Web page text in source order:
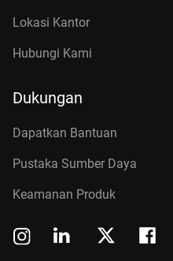
Lokasi Kantor
Hubungi Kami
Dukungan
Dapatkan Bantuan
Pustaka Sumber Daya
Keamanan Produk